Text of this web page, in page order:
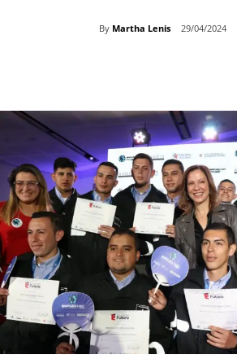
By Martha Lenis 29/04/2024